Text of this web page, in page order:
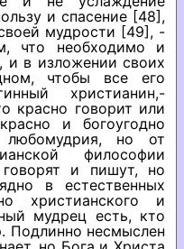
и спасение [48],
мудрости [49], -
что необходимо и
и в изложении своих
чтобы все его
христианин,-
красно говорит или
и богоугодно
но от
философии
и пишут, но
в естественных
христианского и
мудрец есть, кто
Подлинно несмыслен